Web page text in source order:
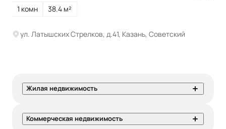
1 комн 38.4 м²
ул. Латышских Стрелков, д.41, Казань, Советский
Жилая недвижимость
Коммерческая недвижимость